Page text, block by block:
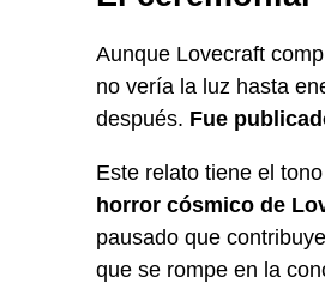
Aunque Lovecraft
no vería la luz hasta
después. Fue
Este relato tiene el
horror cósmico de
pausado que
que se rompe en la